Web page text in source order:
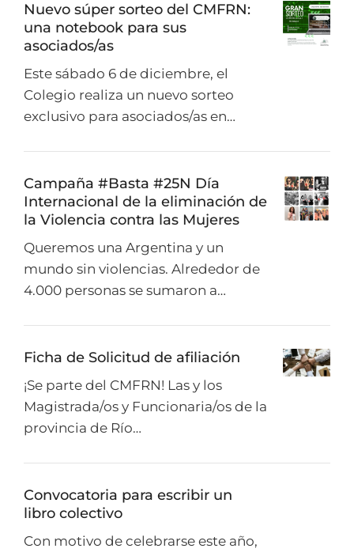
Nuevo súper sorteo del CMFRN:
una notebook para sus
asociados/as
Este sábado 6 de diciembre, el
Colegio realiza un nuevo sorteo
exclusivo para asociados/as en…
Campaña #Basta #25N Día
Internacional de la eliminación de
la Violencia contra las Mujeres
Queremos una Argentina y un
mundo sin violencias. Alrededor de
4.000 personas se sumaron a…
Ficha de Solicitud de afiliación
¡Se parte del CMFRN! Las y los
Magistrada/os y Funcionaria/os de la
provincia de Río…
Convocatoria para escribir un
libro colectivo
Con motivo de celebrarse este año,